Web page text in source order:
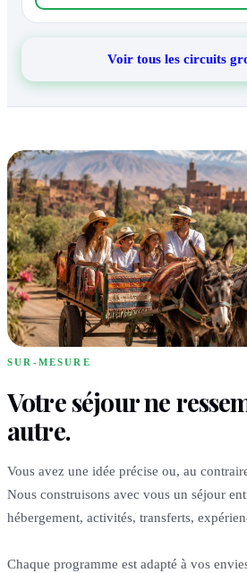
Voir tous les circuits
SUR-MESURE
Votre séjour ne
autre.
Vous avez une idée précise ou, au
Nous construisons avec vous un séjour
hébergement, activités, transferts,
Chaque programme est adapté à vos